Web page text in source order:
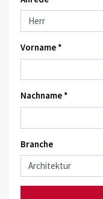
Vorname *
Nachname *
Branche